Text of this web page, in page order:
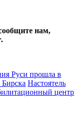
нам,
.
Руси прошла в
Настоятель
центр